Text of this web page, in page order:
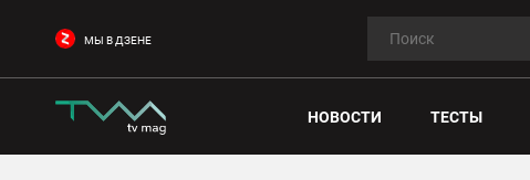
МЫ В ДЗЕНЕ
НОВОСТИ ТЕСТЫ